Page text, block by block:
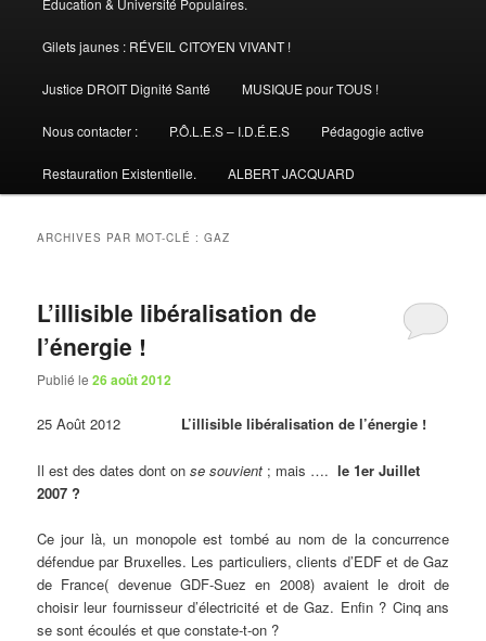
Gilets jaunes : RÉVEIL CITOYEN VIVANT !
Justice DROIT Dignité Santé MUSIQUE pour TOUS !
Nous contacter : P.Ô.L.E.S – I.D.É.E.S Pédagogie active
Restauration Existentielle. ALBERT JACQUARD
ARCHIVES PAR MOT-CLÉ :GAZ
L’illisible libéralisation de
l’énergie !
Publié le26 août 2012
25 Août 2012 L’illisible libéralisation de l’énergie !
Il est des dates dont on se souvient ; mais ….le 1er Juillet
2007 ?
Ce jour là, un monopole est tombé au nom de la concurrence
défendue par Bruxelles. Les particuliers, clients d’EDF et de Gaz
de France( devenue GDF-Suez en 2008) avaient le droit de
choisir leur fournisseur d’électricité et de Gaz. Enfin ? Cinq ans
se sont écoulés et que constate-t-on ?